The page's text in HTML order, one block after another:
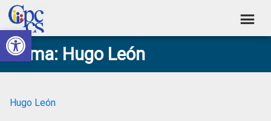
Abrir barra de herramientas
Skip
to
primary
navigation
Skip
to
main
content
Skip
to
primary
sidebar
Skip
to
footer
Consejo
de
Ciudadana
Construyendo
Poder
Ciudadano
Tema: Hugo León
Hugo León